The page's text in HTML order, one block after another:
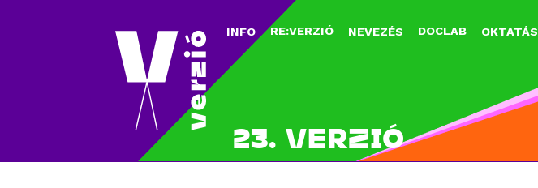
INFO RE:VERZIÓ NEVEZÉS DOCLAB OKTATÁS
23. VERZIÓ